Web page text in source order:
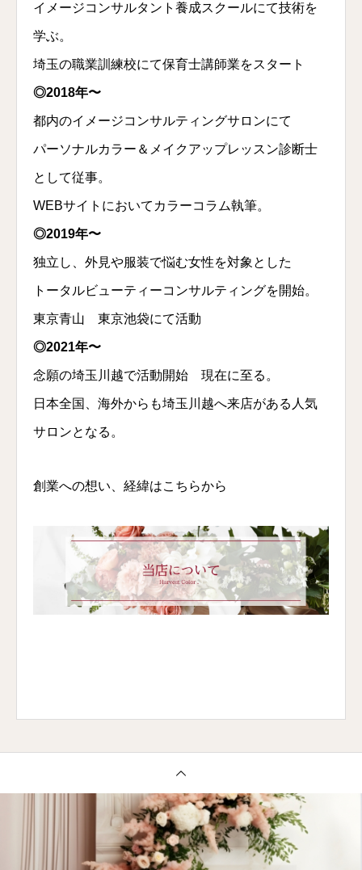
イメージコンサルタント養成スクールにて技術を
学ぶ。
埼玉の職業訓練校にて保育士講師業をスタート
◎2018年〜
都内のイメージコンサルティングサロンにて
パーソナルカラー＆メイクアップレッスン診断士
として従事。
WEBサイトにおいてカラーコラム執筆。
◎2019年〜
独立し、外見や服装で悩む女性を対象とした
トータルビューティーコンサルティングを開始。
東京青山 東京池袋にて活動
◎2021年〜
念願の埼玉川越で活動開始 現在に至る。
日本全国、海外からも埼玉川越へ来店がある人気
サロンとなる。
創業への想い、経緯はこちらから